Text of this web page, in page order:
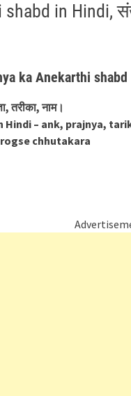
in Hindi,
ka Anekarthi
तरीका, नाम।
Hindi – ank, prajnya,
chhutakara